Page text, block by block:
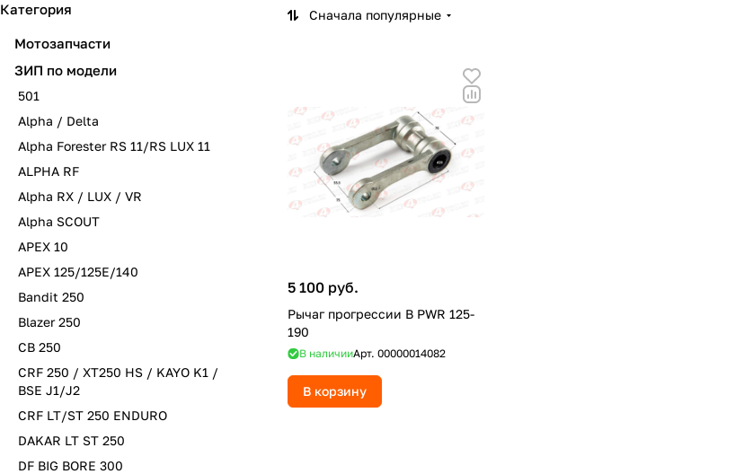
Сначала популярные
5 100 руб.
Рычаг прогрессии В PWR 125-
190
В наличииАрт. 00000014082
В корзину
Категория
Мотозапчасти
ЗИП по модели
501
Alpha / Delta
Alpha Forester RS 11/RS LUX 11
ALPHA RF
Alpha RX / LUX / VR
Alpha SCOUT
APEX 10
APEX 125/125E/140
Bandit 250
Blazer 250
CB 250
CRF 250 / XT250 HS / KAYO K1 /
BSE J1/J2
CRF LT/ST 250 ENDURO
DAKAR LT ST 250
DF BIG BORE 300